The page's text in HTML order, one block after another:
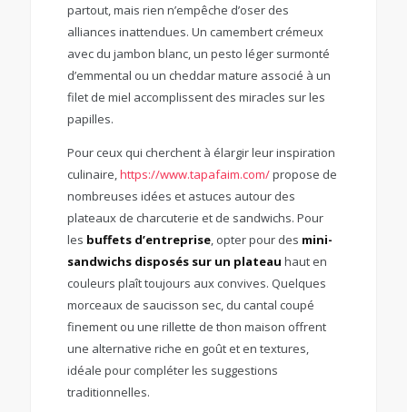
partout, mais rien n’empêche d’oser des
alliances inattendues. Un camembert crémeux
avec du jambon blanc, un pesto léger surmonté
d’emmental ou un cheddar mature associé à un
filet de miel accomplissent des miracles sur les
papilles.
Pour ceux qui cherchent à élargir leur inspiration
culinaire, https://www.tapafaim.com/propose de
nombreuses idées et astuces autour des
plateaux de charcuterie et de sandwichs. Pour
les buffets d’entreprise, opter pour des mini-
sandwichs disposés sur un plateau haut en
couleurs plaît toujours aux convives. Quelques
morceaux de saucisson sec, du cantal coupé
finement ou une rillette de thon maison offrent
une alternative riche en goût et en textures,
idéale pour compléter les suggestions
traditionnelles.